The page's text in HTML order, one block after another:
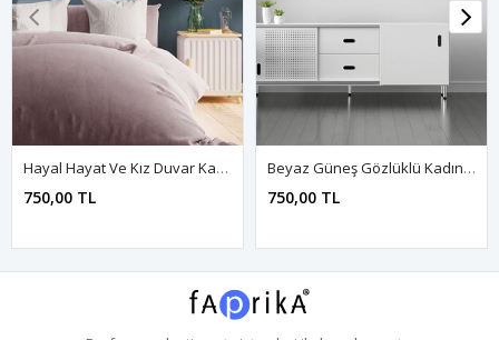
Hayal Hayat Ve Kız Duvar Kanvas Tablo 3322076
750,00 TL
Beyaz Güneş Gözlüklü Kadın Kanvas Duvar Tablo 3322600
750,00 TL